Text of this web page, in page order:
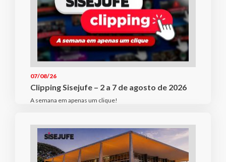
07/08/26
Clipping Sisejufe – 2 a 7 de agosto de 2026
A semana em apenas um clique!